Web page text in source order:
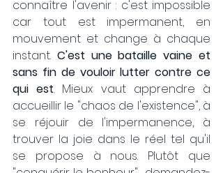
connaître l'avenir : c'est impossible
car tout est impermanent, en
mouvement et change à chaque
instant. C'est une bataille vaine et
sans fin de vouloir lutter contre ce
qui est. Mieux vaut apprendre à
accueillir le "chaos de l'existence", à
se réjouir de l'impermanence, à
trouver la joie dans le réel tel qu'il
se propose à nous. Plutôt que